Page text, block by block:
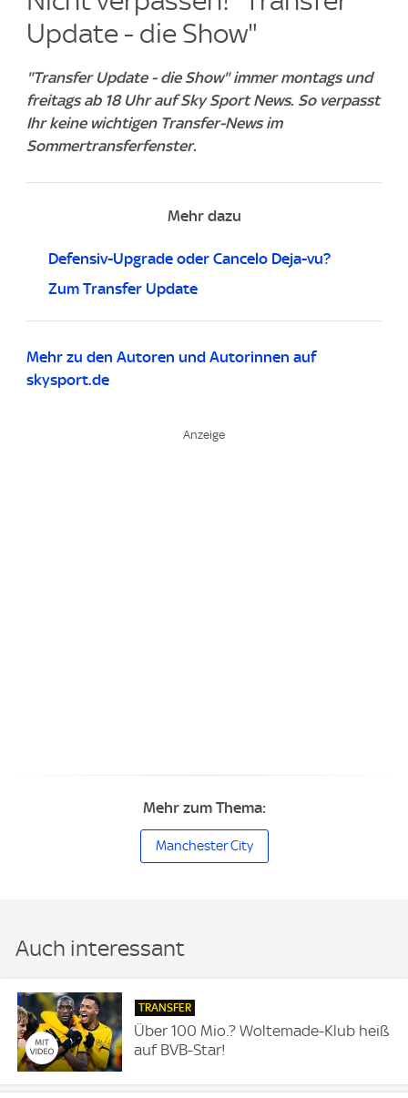
Update - die Show"
"Transfer Update - die Show" immer montags und
freitags ab 18 Uhr auf Sky Sport News. So verpasst
Ihr keine wichtigen Transfer-News im
Sommertransferfenster.
Mehr dazu
Defensiv-Upgrade oder Cancelo Deja-vu?
Zum Transfer Update
Mehr zu den Autoren und Autorinnen auf
skysport.de
Mehr zum Thema:
Manchester City
Auch interessant
TRANSFER
Über 100 Mio.? Woltemade-Klub heiß
auf BVB-Star!